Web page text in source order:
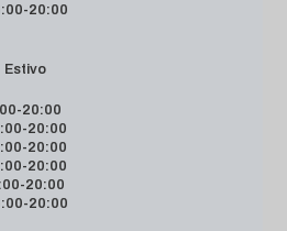
20:00
Store Estivo
20:00
20:00
20:00
20:00
20:00
20:00